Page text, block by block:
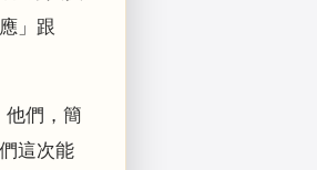
」跟
們，簡
這次能